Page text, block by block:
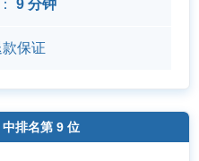
9 分钟
保证
排名第 9 位